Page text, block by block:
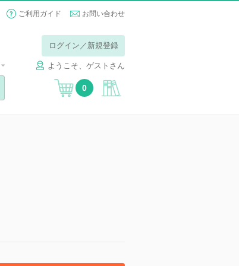
ご利用ガイド お問い合わせ
ログイン／新規登録
ようこそ、ゲストさん
0